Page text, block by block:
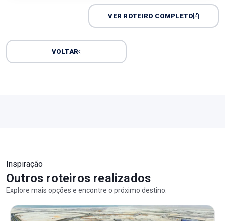
VER ROTEIRO COMPLETO
VOLTAR
Inspiração
Outros roteiros realizados
Explore mais opções e encontre o próximo destino.